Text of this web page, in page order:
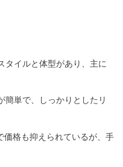
タイルと体型があり、主に
簡単で、しっかりとしたリ
価格も抑えられているが、手